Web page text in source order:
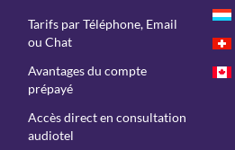
Tarifs par Téléphone, Email
ou Chat
Avantages du compte
prépayé
Accès direct en consultation
audiotel